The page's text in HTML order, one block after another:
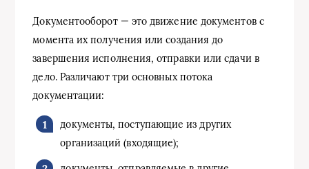
Документооборот — это движение документов с
момента их получения или создания до
завершения исполнения, отправки или сдачи в
дело. Различают три основных потока
документации:
документы, поступающие из других
организаций (входящие);